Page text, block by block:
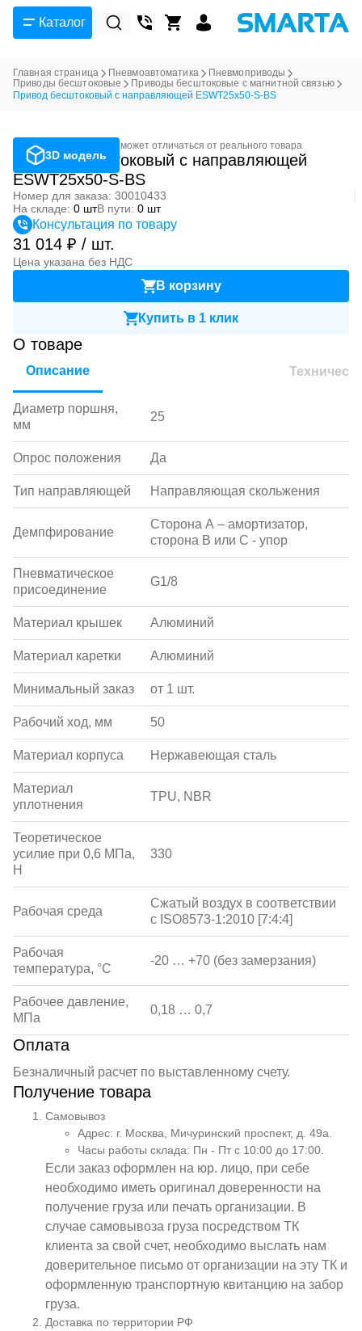
Каталог
Главная страница Пневмоавтоматика
Пневмоприводы
Приводы бесштоковые
Приводы бесштоковые с магнитной связью
Привод бесштоковый с направляющей ESWT25x50-S-BS
3D модель
Фотография может отличаться от реального товара
Привод бесштоковый с направляющей
ESWT25x50-S-BS
Номер для заказа: 30010433
На складе: 0 штВ пути: 0 шт
Консультация по товару
31 014 ₽ / шт.
Цена указана без НДС
В корзину
Купить в 1 клик
О товаре
Описание
Диаметр поршня,
мм
25
Опрос положения Да
Тип направляющей Направляющая скольжения
Демпфирование
Сторона А – амортизатор,
сторона В или С - упор
Пневматическое
присоединение
G1/8
Материал крышек Алюминий
Материал каретки Алюминий
Минимальный заказ от 1 шт.
Рабочий ход, мм 50
Материал корпуса Нержавеющая сталь
Материал
уплотнения
TPU, NBR
Теоретическое
усилие при 0,6 МПа,
Н
330
Рабочая среда
Сжатый воздух в соответствии
с ISO8573-1:2010 [7:4:4]
Рабочая
температура, °С
-20 … +70 (без замерзания)
Рабочее давление,
МПа
0,18 … 0,7
Оплата
Безналичный расчет по выставленному счету.
Получение товара
Самовывоз
Адрес: г. Москва, Мичуринский проспект, д. 49а.
Часы работы склада: Пн - Пт с 10:00 до 17:00.
Если заказ оформлен на юр. лицо, при себе
необходимо иметь оригинал доверенности на
получение груза или печать организации. В
случае самовывоза груза посредством ТК
клиента за свой счет, необходимо выслать нам
доверительное письмо от организации на эту ТК и
оформленную транспортную квитанцию на забор
груза.
Доставка по территории РФ